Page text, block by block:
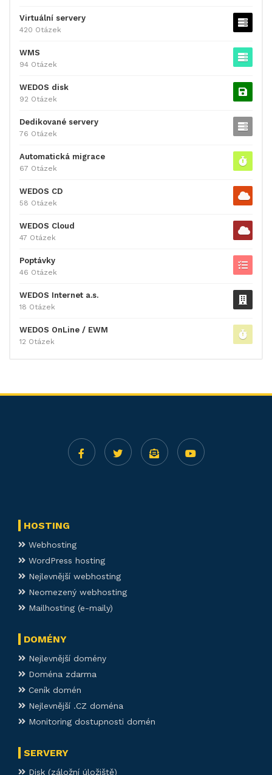
Virtuální servery
420 Otázek
WMS
94 Otázek
WEDOS disk
92 Otázek
Dedikované servery
76 Otázek
Automatická migrace
67 Otázek
WEDOS CD
58 Otázek
WEDOS Cloud
47 Otázek
Poptávky
46 Otázek
WEDOS Internet a.s.
18 Otázek
WEDOS OnLine / EWM
12 Otázek
HOSTING
Webhosting
WordPress hosting
Nejlevnější webhosting
Neomezený webhosting
Mailhosting (e-maily)
DOMÉNY
Nejlevnější domény
Doména zdarma
Ceník domén
Nejlevnější .CZ doména
Monitoring dostupnosti domén
SERVERY
Disk (záložní úložiště)